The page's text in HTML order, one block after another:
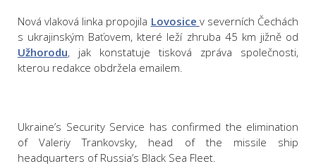
Nová vlaková linka propojila Lovosice v severních Čechách
s ukrajinským Baťovem, které leží zhruba 45 km jižně od
Užhorodu, jak konstatuje tisková zpráva společnosti,
kterou redakce obdržela emailem.
Ukraine’s Security Service has confirmed the elimination
of Valeriy Trankovsky, head of the missile ship
headquarters of Russia’s Black Sea Fleet.